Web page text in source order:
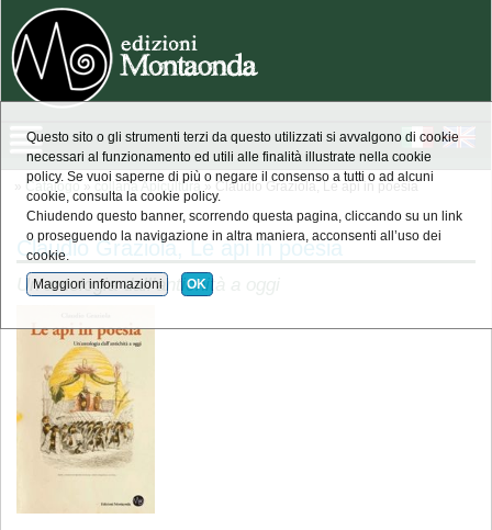
» Catalogo » collana Apicultura » Claudio Graziola, Le api in poesia
Claudio Graziola, Le api in poesia
Un’antologia dall’antichità a oggi
Questo sito o gli strumenti terzi da questo utilizzati si avvalgono di cookie
necessari al funzionamento ed utili alle finalità illustrate nella cookie
policy. Se vuoi saperne di più o negare il consenso a tutti o ad alcuni
cookie, consulta la cookie policy.
Chiudendo questo banner, scorrendo questa pagina, cliccando su un link
o proseguendo la navigazione in altra maniera, acconsenti all’uso dei
cookie.
Maggiori informazioni OK